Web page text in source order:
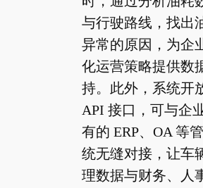
与行驶路线，找出
异常的原因，为企
化运营策略提供数
持。此外，系统开
API 接口，可与企
有的 ERP、OA 等
统无缝对接，让车
理数据与财务、人